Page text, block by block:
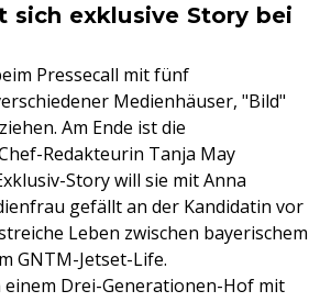
sich exklusive Story bei
Pressecall mit fünf
Medienhäuser, "Bild"
Am Ende ist die
Redakteurin Tanja May
Story will sie mit Anna
gefällt an der Kandidatin vor
Leben zwischen bayerischem
GNTM-Jetset-Life.
Drei-Generationen-Hof mit